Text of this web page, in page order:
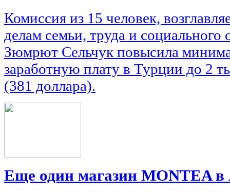
Комиссия из 15 человек,
делам семьи, труда и социального
Зюмрют Сельчук повысила
заработную плату в Турции до 2
(381 доллара).
Еще один магазин MONTEA в